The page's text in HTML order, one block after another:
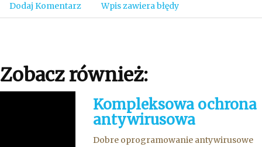
Dodaj Komentarz Wpis zawiera błędy
Zobacz również:
Kompleksowa ochrona
antywirusowa
Dobre oprogramowanie antywirusowe